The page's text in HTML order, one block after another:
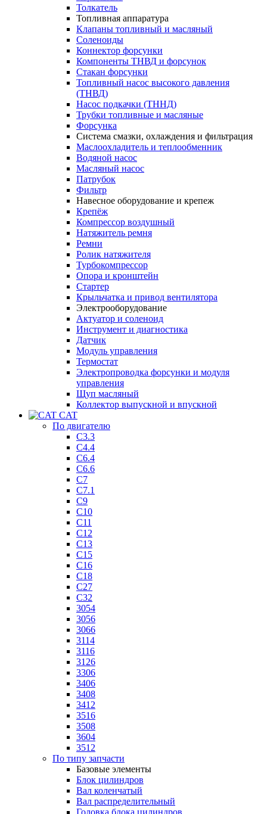
Толкатель
Топливная аппаратура
Клапаны топливный и масляный
Соленоиды
Коннектор форсунки
Компоненты ТНВД и форсунок
Стакан форсунки
Топливный насос высокого давления
(ТНВД)
Насос подкачки (ТННД)
Трубки топливные и масляные
Форсунка
Система смазки, охлаждения и фильтрация
Маслоохладитель и теплообменник
Водяной насос
Масляный насос
Патрубок
Фильтр
Навесное оборудование и крепеж
Крепёж
Компрессор воздушный
Натяжитель ремня
Ремни
Ролик натяжителя
Турбокомпрессор
Опора и кронштейн
Стартер
Крыльчатка и привод вентилятора
Электрооборудование
Актуатор и соленоид
Инструмент и диагностика
Датчик
Модуль управления
Термостат
Электропроводка форсунки и модуля
управления
Щуп масляный
Коллектор выпускной и впускной
CAT
По двигателю
C3.3
C4.4
C6.4
C6.6
C7
C7.1
C9
C10
C11
C12
C13
C15
C16
C18
C27
C32
3054
3056
3066
3114
3116
3126
3306
3406
3408
3412
3516
3508
3604
3512
По типу запчасти
Базовые элементы
Блок цилиндров
Вал коленчатый
Вал распределительный
Головка блока цилиндров